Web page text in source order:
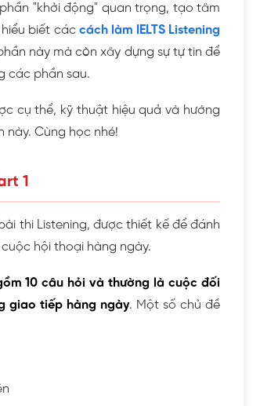
"khởi động" quan trọng, tạo tâm
biết các cách làm
IELTS Listening
này mà còn xây dựng sự tự tin để
các phần sau.
cụ thể, kỹ thuật hiệu quả và hướng
này. Cùng học nhé!
1
thi Listening, được thiết kế để đánh
hội thoại hàng ngày.
10 câu hỏi và thường là cuộc đối
giao tiếp hàng ngày. Một số chủ đề